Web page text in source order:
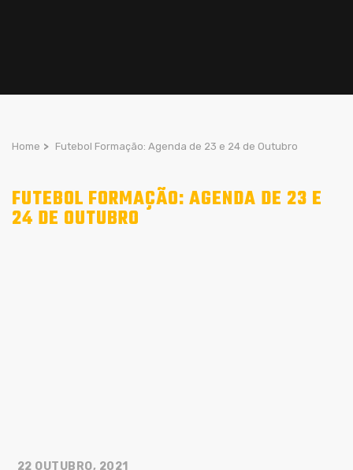
Home > Futebol Formação: Agenda de 23 e 24 de Outubro
FUTEBOL FORMAÇÃO: AGENDA DE 23 E
24 DE OUTUBRO
22 OUTUBRO, 2021